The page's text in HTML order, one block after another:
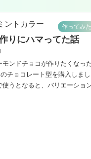
作ってみ
りにハマってた話
ンドチョコが作りたくなっ
チョコレート型を購入しまし
うとなると、バリエーショ